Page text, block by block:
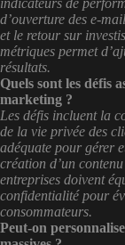
indicateurs de
d’ouverture des e-
et le retour sur
métriques permet
résultats.
Quels sont les défis
marketing ?
Les défis incluent la
de la vie privée des
adéquate pour gérer
création d’un
entreprises doivent
confidentialité pour
consommateurs.
Peut-on